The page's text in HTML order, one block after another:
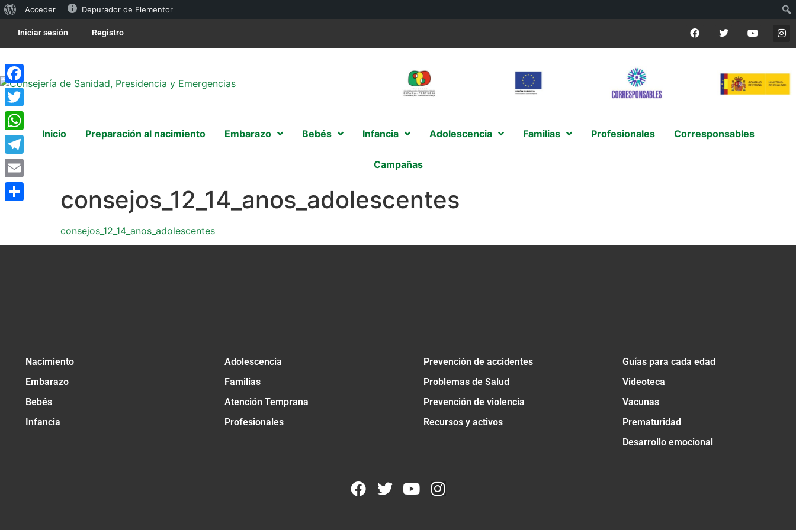
Acceder Depurador de Elementor
Iniciar sesión Registro
Inicio Preparación al nacimiento Embarazo Bebés Infancia Adolescencia Familias Profesionales Corresponsables
Campañas
consejos_12_14_anos_adolescentes
consejos_12_14_anos_adolescentes
Nacimiento
Embarazo
Bebés
Infancia
Adolescencia
Familias
Atención Temprana
Profesionales
Prevención de accidentes
Problemas de Salud
Prevención de violencia
Recursos y activos
Guías para cada edad
Videoteca
Vacunas
Prematuridad
Desarrollo emocional
Facebook
Twitter
WhatsApp
Telegram
Email